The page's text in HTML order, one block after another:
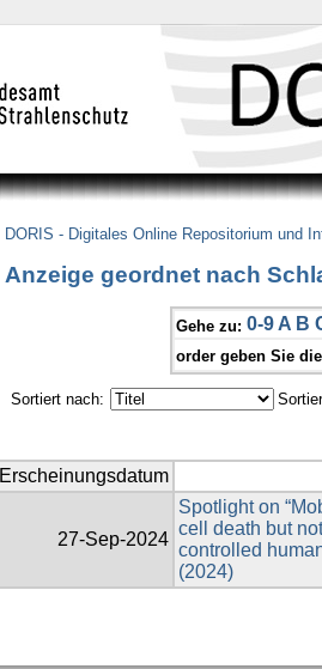
DORIS - Digitales Online Repositorium und
Anzeige geordnet nach
Gehe zu: 0-9 A B
order geben Sie
Sortiert nach:
Erscheinungsdatum
27-Sep-2024
Spotlight on
cell death but
controlled
(2024)